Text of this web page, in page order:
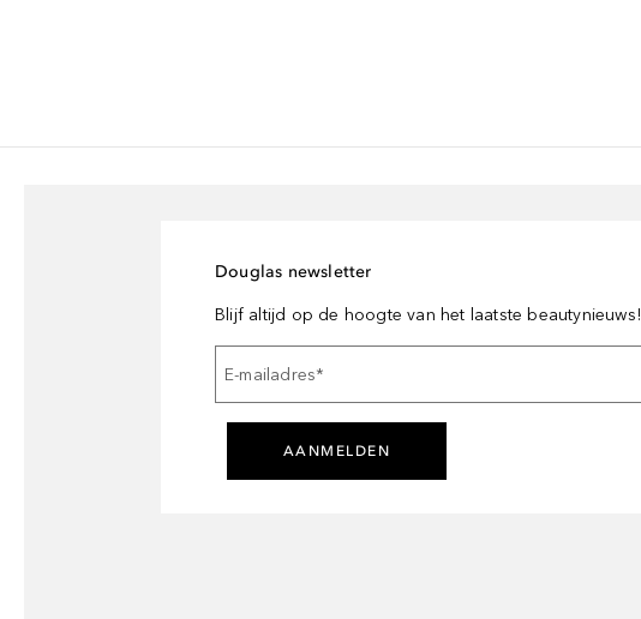
Douglas newsletter
Blijf altijd op de hoogte van het laatste beautynieuws!
E-mailadres*
AANMELDEN